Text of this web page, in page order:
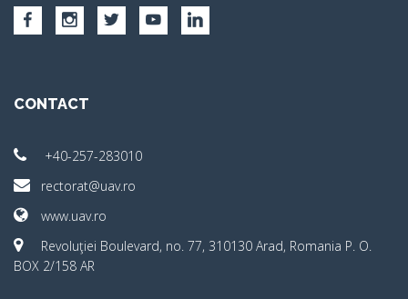
CONTACT
+40-257-283010
rectorat@uav.ro
www.uav.ro
Revoluţiei Boulevard, no. 77, 310130 Arad, Romania P. O.
BOX 2/158 AR